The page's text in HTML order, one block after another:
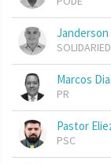
Janderson
Marcos
PR
Pastor
PSC